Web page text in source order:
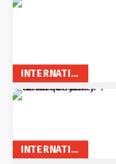
INTERNATIONAL
INTERNATIONAL